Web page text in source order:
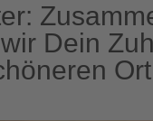
Dein